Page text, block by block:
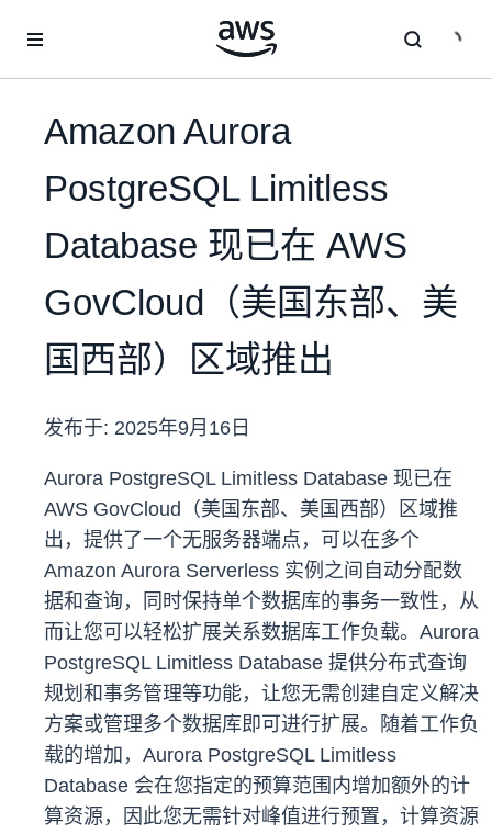
Amazon Aurora
PostgreSQL Limitless
Database 现已在 AWS
GovCloud（美国东部、美
国西部）区域推出
发布于: 2025年9月16日
Aurora PostgreSQL Limitless Database 现已在
AWS GovCloud（美国东部、美国西部）区域推
出，提供了一个无服务器端点，可以在多个
Amazon Aurora Serverless 实例之间自动分配数
据和查询，同时保持单个数据库的事务一致性，从
而让您可以轻松扩展关系数据库工作负载。Aurora
PostgreSQL Limitless Database 提供分布式查询
规划和事务管理等功能，让您无需创建自定义解决
方案或管理多个数据库即可进行扩展。随着工作负
载的增加，Aurora PostgreSQL Limitless
Database 会在您指定的预算范围内增加额外的计
算资源，因此您无需针对峰值进行预置，计算资源